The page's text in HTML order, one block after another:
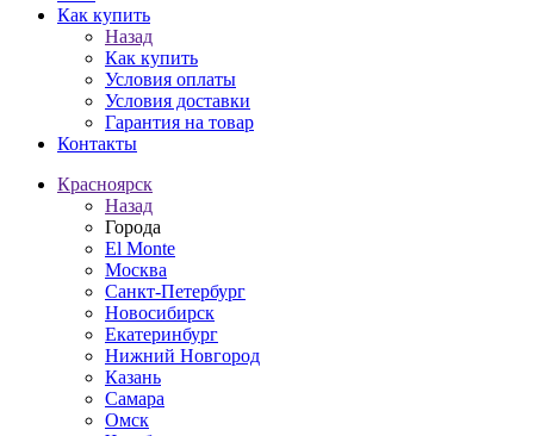
Как купить
Назад
Как купить
Условия оплаты
Условия доставки
Гарантия на товар
Контакты
Красноярск
Назад
Города
El Monte
Москва
Санкт-Петербург
Новосибирск
Екатеринбург
Нижний Новгород
Казань
Самара
Омск